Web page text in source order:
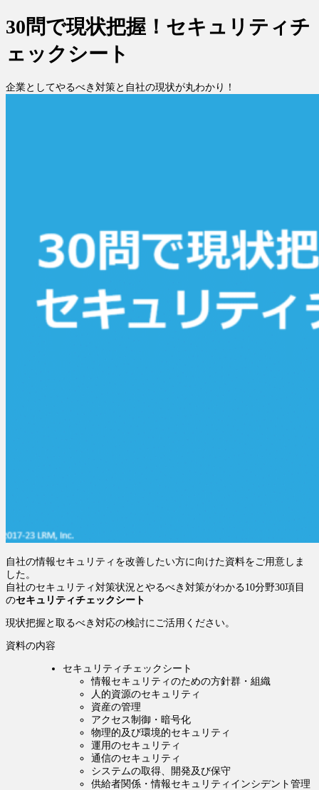
30問で現状把握！セキュリティチ
ェックシート
企業としてやるべき対策と自社の現状が丸わかり！
自社の情報セキュリティを改善したい方に向けた資料をご用意しま
した。
自社のセキュリティ対策状況とやるべき対策がわかる10分野30項目
のセキュリティチェックシート
現状把握と取るべき対応の検討にご活用ください。
資料の内容
セキュリティチェックシート
情報セキュリティのための方針群・組織
人的資源のセキュリティ
資産の管理
アクセス制御・暗号化
物理的及び環境的セキュリティ
運用のセキュリティ
通信のセキュリティ
システムの取得、開発及び保守
供給者関係・情報セキュリティインシデント管理